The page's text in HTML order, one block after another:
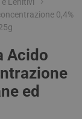
0,4%
Acido
ed